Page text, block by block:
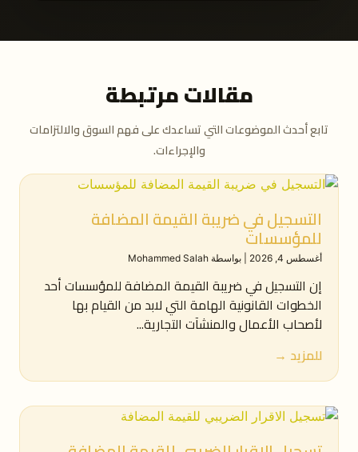
مقالات مرتبطة
تابع أحدث الموضوعات التي تساعدك على فهم السوق والالتزامات
والإجراءات.
التسجيل في ضريبة القيمة المضافة
للمؤسسات
أغسطس 4, 2026 بواسطة Mohammed Salah
إن التسجيل في ضريبة القيمة المضافة للمؤسسات أحد
الخطوات القانونية الهامة التي لابد من القيام بها
لأصحاب الأعمال والمنشآت التجارية...
للمزيد →